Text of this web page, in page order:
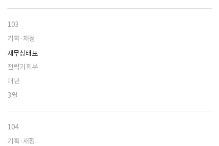
103
기획·재정
재무상태표
전략기획부
매년
3월
104
기획·재정